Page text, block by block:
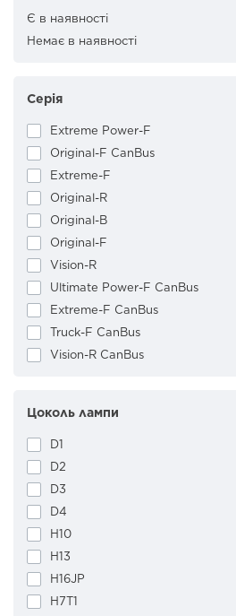
Є в наявності
Немає в наявності
Серія
Extreme Power-F
Original-F CanBus
Extreme-F
Original-R
Original-B
Original-F
Vision-R
Ultimate Power-F CanBus
Extreme-F CanBus
Truck-F CanBus
Vision-R CanBus
Цоколь лампи
D1
D2
D3
D4
H10
H13
H16JP
H7T1